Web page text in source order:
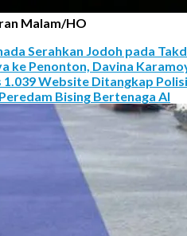
Malam/HO
Serahkan Jodoh pada
ke Penonton, Davina
1.039 Website Ditangkap Polisi
Bising Bertenaga AI